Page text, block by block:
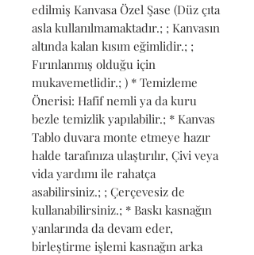
edilmiş Kanvasa Özel Şase (Düz çıta
asla kullanılmamaktadır.; ; Kanvasın
altında kalan kısım eğimlidir.; ;
Fırınlanmış olduğu için
mukavemetlidir.; ) * Temizleme
Önerisi: Hafif nemli ya da kuru
bezle temizlik yapılabilir.; * Kanvas
Tablo duvara monte etmeye hazır
halde tarafınıza ulaştırılır, Çivi veya
vida yardımı ile rahatça
asabilirsiniz.; ; Çerçevesiz de
kullanabilirsiniz.; * Baskı kasnağın
yanlarında da devam eder,
birleştirme işlemi kasnağın arka